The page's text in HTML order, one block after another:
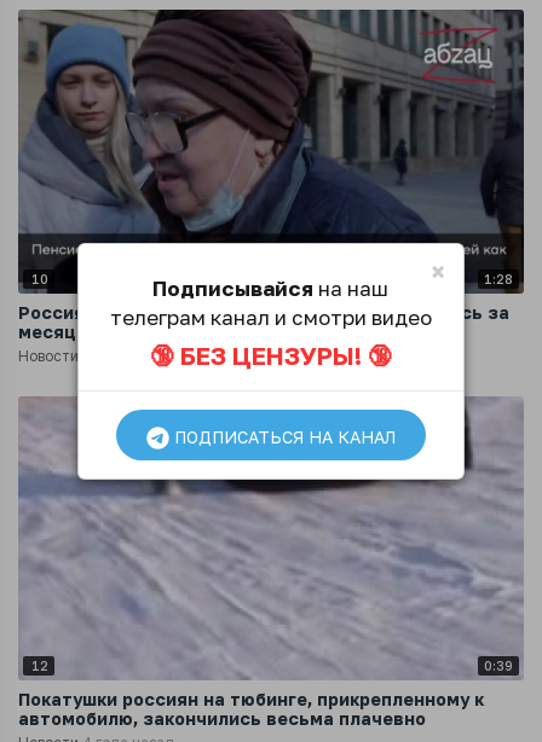
10 1:28
Россиян спросили на улице, что у них изменилось за
месяц санкций
Новости 4 года назад
12 0:39
Покатушки россиян на тюбинге, прикрепленному к
автомобилю, закончились весьма плачевно
×
Подписывайся на наш
телеграм канал и смотри видео
🔞 БЕЗ ЦЕНЗУРЫ! 🔞
ПОДПИСАТЬСЯ НА КАНАЛ